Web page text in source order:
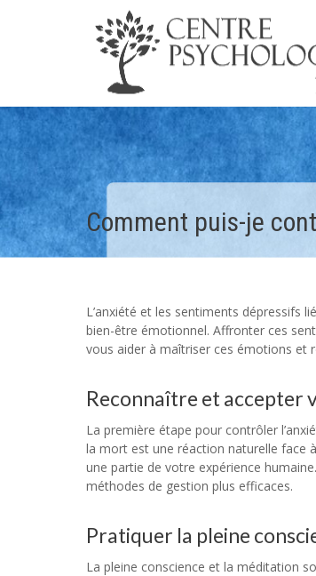
Comment puis-je
L’anxiété et les sentiments dépressifs
bien-être émotionnel. Affronter ces
vous aider à maîtriser ces émotions et
Reconnaître et accepter
La première étape pour contrôler
la mort est une réaction naturelle face
une partie de votre expérience
méthodes de gestion plus efficaces.
Pratiquer la pleine
La pleine conscience et la méditation